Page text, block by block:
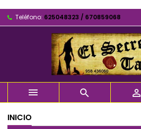
Teléfono: 625048323 / 670859068
  
INICIO